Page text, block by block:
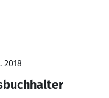
2018